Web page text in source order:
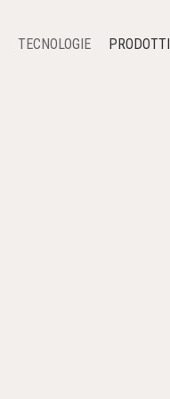
TECNOLOGIE PRODOTTI